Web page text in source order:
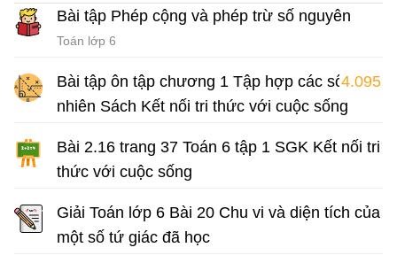
Bài tập Phép cộng và phép trừ số nguyên
Toán lớp 6
Bài tập ôn tập chương 1 Tập hợp các số tự
nhiên Sách Kết nối tri thức với cuộc sống
4.095
Bài 2.16 trang 37 Toán 6 tập 1 SGK Kết nối tri
thức với cuộc sống
Giải Toán lớp 6 Bài 20 Chu vi và diện tích của
một số tứ giác đã học